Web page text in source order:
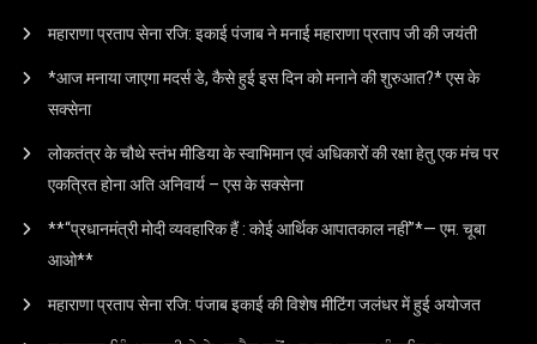
महाराणा प्रताप सेना रजि: इकाई पंजाब ने मनाई महाराणा प्रताप जी की जयंती
*आज मनाया जाएगा मदर्स डे, कैसे हुई इस दिन को मनाने की शुरुआत?* एस के
सक्सेना
लोकतंत्र के चौथे स्तंभ मीडिया के स्वाभिमान एवं अधिकारों की रक्षा हेतु एक मंच पर
एकत्रित होना अति अनिवार्य – एस के सक्सेना
**“प्रधानमंत्री मोदी व्यवहारिक हैं : कोई आर्थिक आपातकाल नहीं”*— एम. चूबा
आओ**
महाराणा प्रताप सेना रजि: पंजाब इकाई की विशेष मीटिंग जलंधर में हुई अयोजत